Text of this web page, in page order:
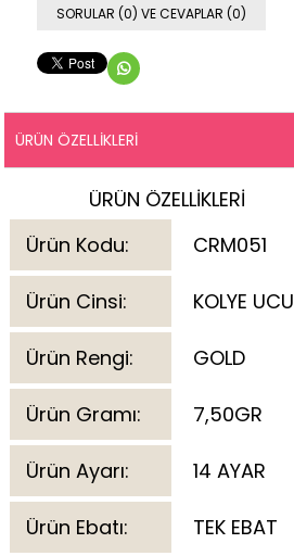
SORULAR (0) VE CEVAPLAR (0)
ÜRÜN ÖZELLIKLERI
ÜRÜN ÖZELLİKLERİ
Ürün Kodu:
CRM051
Ürün Cinsi: KOLYE UCU
Ürün Rengi: GOLD
Ürün Gramı: 7,50GR
Ürün Ayarı: 14 AYAR
Ürün Ebatı: TEK EBAT